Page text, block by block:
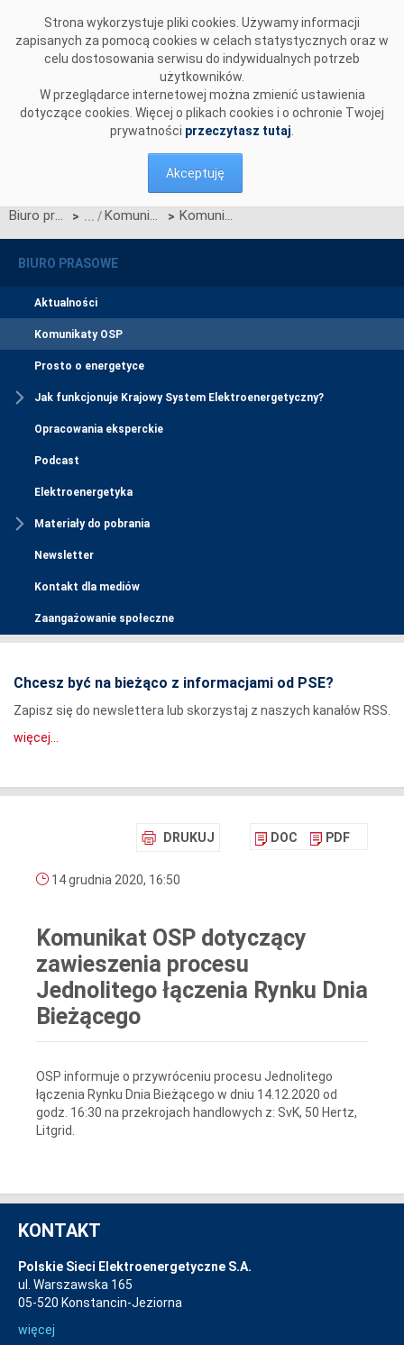
Strona wykorzystuje pliki cookies. Używamy informacji
zapisanych za pomocą cookies w celach statystycznych oraz w
celu dostosowania serwisu do indywidualnych potrzeb
użytkowników.
W przeglądarce internetowej można zmienić ustawienia
dotyczące cookies. Więcej o plikach cookies i o ochronie Twojej
prywatności przeczytasz tutaj
Akceptuję
Biuro prasowe > Komunikaty OSP > Komunikat OSP dotyczący zawieszenia procesu Jednolitego łączenia Rynku Dnia Bieżącego
BIURO PRASOWE
Aktualności
Komunikaty OSP
Prosto o energetyce
Jak funkcjonuje Krajowy System Elektroenergetyczny?
Opracowania eksperckie
Podcast
Elektroenergetyka
Materiały do pobrania
Newsletter
Kontakt dla mediów
Zaangażowanie społeczne
Chcesz być na bieżąco z informacjami od PSE?
Zapisz się do newslettera lub skorzystaj z naszych kanałów RSS.
więcej...
DRUKUJ DOC PDF
14 grudnia 2020, 16:50
Komunikat OSP dotyczący
zawieszenia procesu
Jednolitego łączenia Rynku Dnia
Bieżącego
OSP informuje o przywróceniu procesu Jednolitego
łączenia Rynku Dnia Bieżącego w dniu 14.12.2020 od
godz. 16:30 na przekrojach handlowych z: SvK, 50 Hertz,
Litgrid.
KONTAKT
Polskie Sieci Elektroenergetyczne S.A.
ul. Warszawska 165
05-520 Konstancin-Jeziorna
więcej